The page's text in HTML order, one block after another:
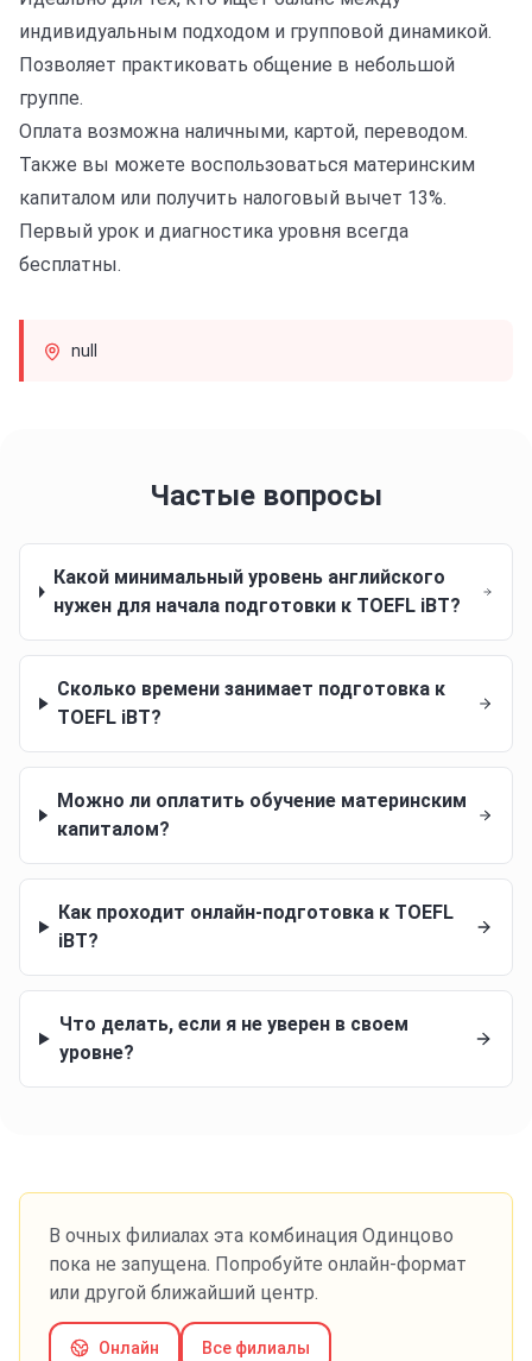
индивидуальным подходом и групповой динамикой.
Позволяет практиковать общение в небольшой
группе.
Оплата возможна наличными, картой, переводом.
Также вы можете воспользоваться материнским
капиталом или получить налоговый вычет 13%.
Первый урок и диагностика уровня всегда
бесплатны.
null
Частые вопросы
Какой минимальный уровень английского
нужен для начала подготовки к TOEFL iBT?
Сколько времени занимает подготовка к
TOEFL iBT?
Можно ли оплатить обучение материнским
капиталом?
Как проходит онлайн-подготовка к TOEFL
iBT?
Что делать, если я не уверен в своем
уровне?
В очных филиалах эта комбинация Одинцово
пока не запущена. Попробуйте онлайн-формат
или другой ближайший центр.
Онлайн Все филиалы